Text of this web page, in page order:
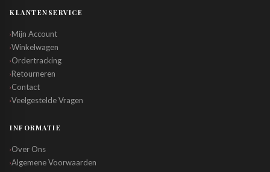
KLANTENSERVICE
›Mijn Account
›Winkelwagen
›Ordertracking
›Retourneren
›Contact
›Veelgestelde Vragen
INFORMATIE
›Over Ons
›Algemene Voorwaarden